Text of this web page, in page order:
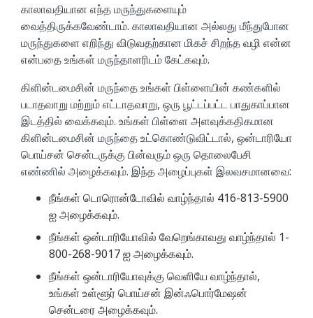
காலாவதியான எந்த மருந்துகளையும்
வைத்திருக்கவேண்டாம். காலாவதியான அல்லது மீந்துபோன
மருந்துகளை எறிந்து விடுவதற்கான மிகச் சிறந்த வழி என்ன
என்பதை உங்கள் மருந்தாளரிடம் கேட்கவும்.
கிளின்டமைசின் மருந்தை உங்கள் பிள்ளையின் கண்களில்
படாதவாறு மற்றும் எட்டாதவாறு, ஒரு பூட்டப்பட்ட பாதுகாப்பான
இடத்தில் வைக்கவும். உங்கள் பிள்ளை அளவுக்கதிகமான
கிளின்டமைசின் மருந்தை உட்கொண்டுவிட்டால், ஒன்டாரியோ
பொய்சன் சென்டருக்கு பின்வரும் ஒரு தொலைபேசி
எண்ணில் அழைக்கவும். இந்த அழைப்புகள் இலவசமானவை:
நீங்கள் டொரொன்டோவில் வாழ்ந்தால் 416-813-5900
ஐ அழைக்கவும்.
நீங்கள் ஒன்டாரியோவில் வேறெங்காவது வாழ்ந்தால் 1-
800-268-9017 ஐ அழைக்கவும்.
நீங்கள் ஒன்டாரியோவுக்கு வெளியே வாழ்ந்தால்,
உங்கள் உள்ளூர் பொய்சன் இன்ஃபொர்மேஷன்
சென்டரை அழைக்கவும்.